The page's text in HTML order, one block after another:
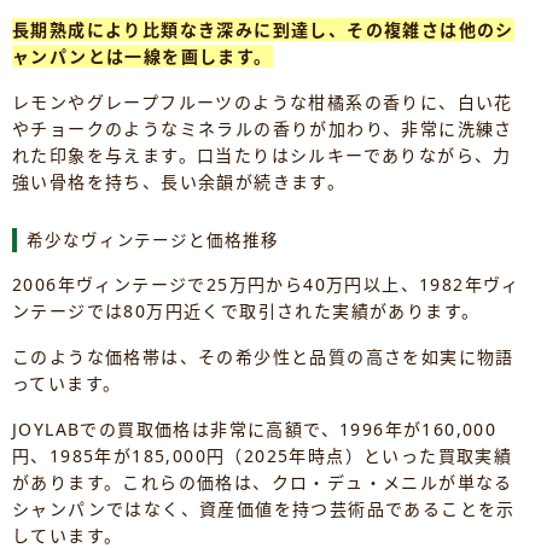
長期熟成により比類なき深みに到達し、その複雑さは他のシ
ャンパンとは一線を画します。
レモンやグレープフルーツのような柑橘系の香りに、白い花
やチョークのようなミネラルの香りが加わり、非常に洗練さ
れた印象を与えます。口当たりはシルキーでありながら、力
強い骨格を持ち、長い余韻が続きます。
希少なヴィンテージと価格推移
2006年ヴィンテージで25万円から40万円以上、1982年ヴィ
ンテージでは80万円近くで取引された実績があります。
このような価格帯は、その希少性と品質の高さを如実に物語
っています。
JOYLABでの買取価格は非常に高額で、1996年が160,000
円、1985年が185,000円（2025年時点）といった買取実績
があります。これらの価格は、クロ・デュ・メニルが単なる
シャンパンではなく、資産価値を持つ芸術品であることを示
しています。